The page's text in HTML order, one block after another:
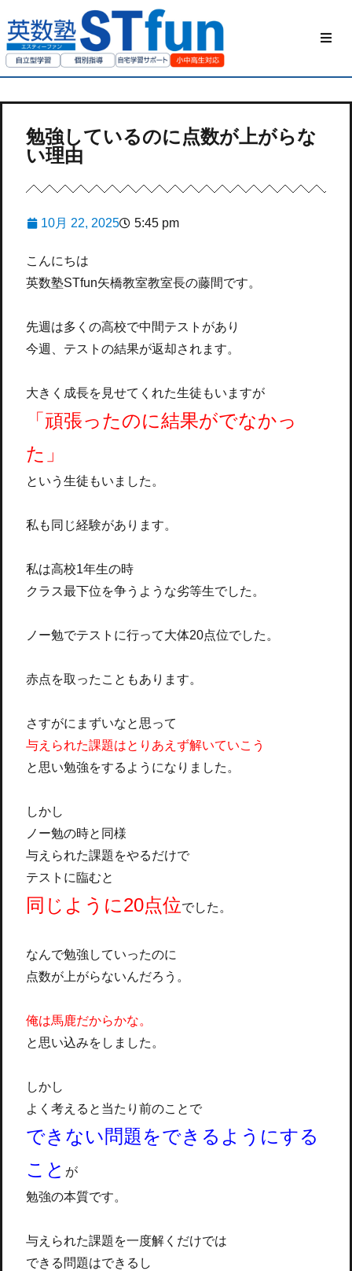
HOME
勉強しているのに点数が上がらな
い理由
10月 22, 2025 5:45 pm
こんにちは
英数塾STfun矢橋教室教室長の藤間です。
先週は多くの高校で中間テストがあり
今週、テストの結果が返却されます。
大きく成長を見せてくれた生徒もいますが
「頑張ったのに結果がでなかっ
た」
という生徒もいました。
私も同じ経験があります。
私は高校1年生の時
クラス最下位を争うような劣等生でした。
ノー勉でテストに行って大体20点位でした。
赤点を取ったこともあります。
さすがにまずいなと思って
与えられた課題はとりあえず解いていこう
と思い勉強をするようになりました。
しかし
ノー勉の時と同様
与えられた課題をやるだけで
テストに臨むと
同じように20点位でした。
なんで勉強していったのに
点数が上がらないんだろう。
俺は馬鹿だからかな。
と思い込みをしました。
しかし
よく考えると当たり前のことで
できない問題をできるようにする
こと が
勉強の本質です。
与えられた課題を一度解くだけでは
できる問題はできるし